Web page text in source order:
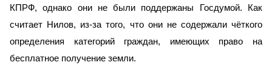
КПРФ, однако они не были поддержаны Госдумой. Как
считает Нилов, из-за того, что они не содержали чёткого
определения категорий граждан, имеющих право на
бесплатное получение земли.